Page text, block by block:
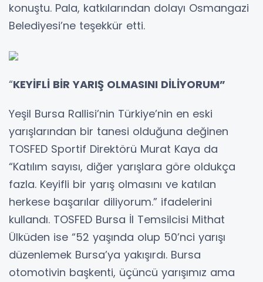
konuştu. Pala, katkılarından dolayı Osmangazi
Belediyesi’ne teşekkür etti.
“KEYİFLİ BİR YARIŞ OLMASINI DİLİYORUM”
Yeşil Bursa Rallisi’nin Türkiye’nin en eski
yarışlarından bir tanesi olduğuna değinen
TOSFED Sportif Direktörü Murat Kaya da
“Katılım sayısı, diğer yarışlara göre oldukça
fazla. Keyifli bir yarış olmasını ve katılan
herkese başarılar diliyorum.” ifadelerini
kullandı. TOSFED Bursa İl Temsilcisi Mithat
Ülküden ise “52 yaşında olup 50’nci yarışı
düzenlemek Bursa’ya yakışırdı. Bursa
otomotivin başkenti, üçüncü yarışımız ama